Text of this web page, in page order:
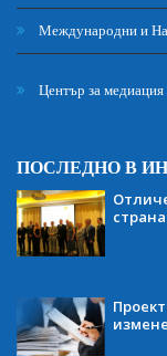
Международни и
Център за медиация
ПОСЛЕДНО В